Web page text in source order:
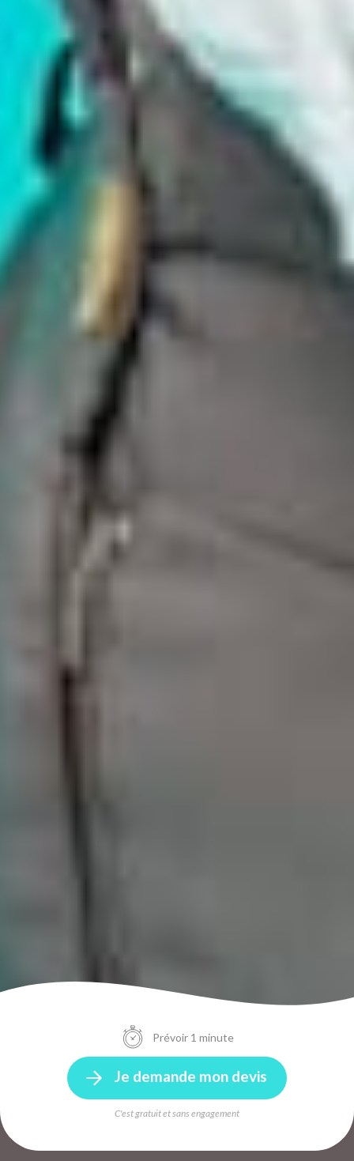
Prévoir 1 minute
Je demande mon devis
C'est gratuit et sans engagement